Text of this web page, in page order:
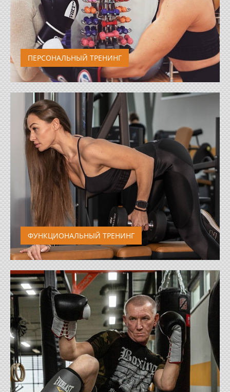
ПЕРСОНАЛЬНЫЙ ТРЕНИНГ
Набор мышечной массы, коррекция фигуры,
реабилитация. Персональный тренинг...
ФУНКЦИОНАЛЬНЫЙ ТРЕНИНГ
Представляет собой комплекс упражнений,